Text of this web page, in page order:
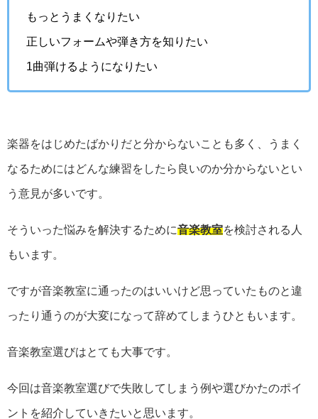
もっとうまくなりたい
正しいフォームや弾き方を知りたい
1曲弾けるようになりたい
楽器をはじめたばかりだと分からないことも多く、うまく
なるためにはどんな練習をしたら良いのか分からないとい
う意見が多いです。
そういった悩みを解決するために音楽教室を検討される人
もいます。
ですが音楽教室に通ったのはいいけど思っていたものと違
ったり通うのが大変になって辞めてしまうひともいます。
音楽教室選びはとても大事です。
今回は音楽教室選びで失敗してしまう例や選びかたのポイ
ントを紹介していきたいと思います。